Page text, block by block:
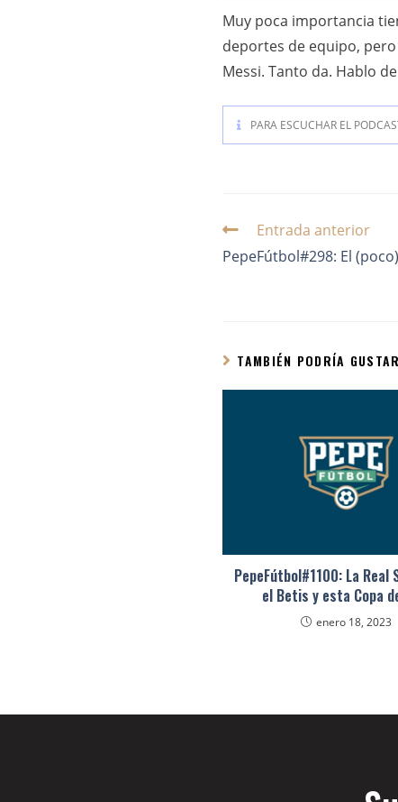
Muy poca importancia
deportes de equipo,
Messi. Tanto da. Hablo
PARA ESCUCHAR EL
Entrada anterior
PepeFútbol#298: El
TAMBIÉN PODRÍA
PepeFútbol#1100: La Real
el Betis y esta Copa
enero 18, 2023